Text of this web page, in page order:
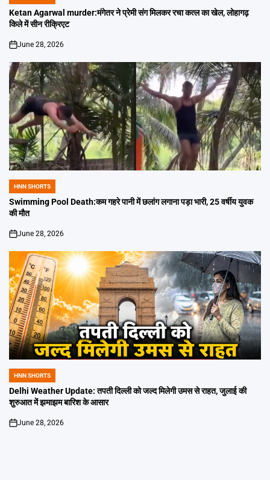
IN
Ketan Agarwal murder:मंगेतर ने प्रेमी संग मिलकर रचा कत्ल का खेल, लोहागढ़
किले में सीन रीक्रिएट
on
June 28, 2026
POSTED
IN
HNN SHORTS
Swimming Pool Death:कम गहरे पानी में छलांग लगाना पड़ा भारी, 25 वर्षीय युवक
की मौत
on
June 28, 2026
POSTED
IN
HNN SHORTS
Delhi Weather Update: तपती दिल्ली को जल्द मिलेगी उमस से राहत, जुलाई की
शुरुआत में झमाझम बारिश के आसार
on
June 28, 2026